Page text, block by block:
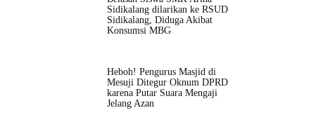
Sidikalang dilarikan ke RSUD
Sidikalang, Diduga Akibat
Konsumsi MBG
Heboh! Pengurus Masjid di
Mesuji Ditegur Oknum DPRD
karena Putar Suara Mengaji
Jelang Azan